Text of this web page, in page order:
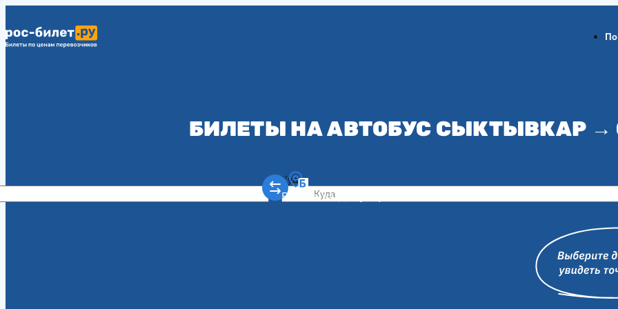
БИЛЕТЫ НА АВТОБУС СЫКТЫВКАР →
Куда
Ростов-на-Дону